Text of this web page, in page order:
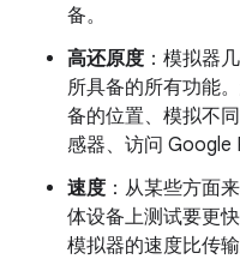
备。
高还原度 ：模拟器
所具备的所有功能
备的位置、模拟不
感器、访问 Google
速度 ：从某些方面
体设备上测试要更
模拟器的速度比传